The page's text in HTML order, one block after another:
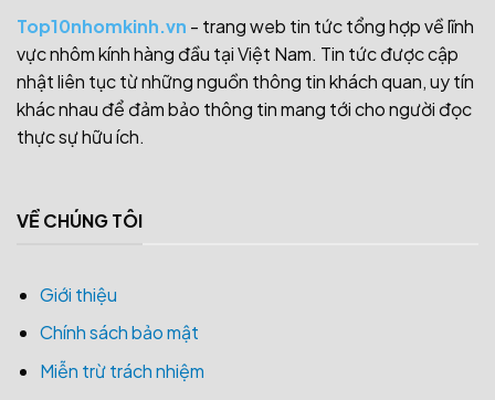
Top10nhomkinh.vn - trang web tin tức tổng hợp về lĩnh
vực nhôm kính hàng đầu tại Việt Nam. Tin tức được cập
nhật liên tục từ những nguồn thông tin khách quan, uy tín
khác nhau để đảm bảo thông tin mang tới cho người đọc
thực sự hữu ích.
VỀ CHÚNG TÔI
Giới thiệu
Chính sách bảo mật
Miễn trừ trách nhiệm